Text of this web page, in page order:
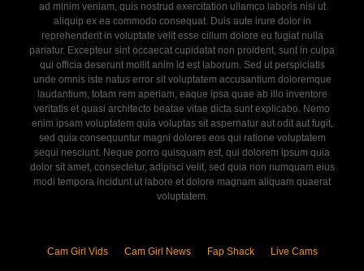
ad minim veniam, quis nostrud exercitation ullamco laboris nisi ut
aliquip ex ea commodo consequat. Duis aute irure dolor in
reprehenderit in voluptate velit esse cillum dolore eu fugiat nulla
pariatur. Excepteur sint occaecat cupidatat non proident, sunt in culpa
qui officia deserunt mollit anim id est laborum. Sed ut perspiciatis
unde omnis iste natus error sit voluptatem accusantium doloremque
laudantium, totam rem aperiam, eaque ipsa quae ab illo inventore
veritatis et quasi architecto beatae vitae dicta sunt explicabo. Nemo
enim ipsam voluptatem quia voluptas sit aspernatur aut odit aut fugit,
sed quia consequuntur magni dolores eos qui ratione voluptatem
sequi nesciunt. Neque porro quisquam est, qui dolorem ipsum quia
dolor sit amet, consectetur, adipisci velit, sed quia non numquam eius
modi tempora incidunt ut labore et dolore magnam aliquam quaerat
voluptatem.
Cam Girl Vids Cam Girl News Fap Shack Live Cams